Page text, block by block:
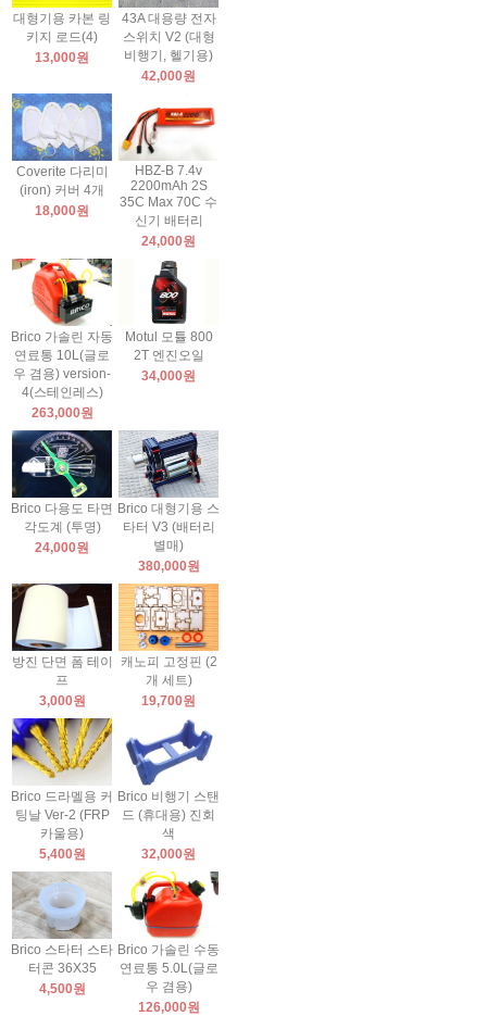
대형기용 카본 링
키지 로드(4)
13,000원
43A 대용량 전자
스위치 V2 (대형
비행기, 헬기용)
42,000원
Coverite 다리미
(iron) 커버 4개
18,000원
HBZ-B 7.4v
2200mAh 2S
35C Max 70C 수
신기 배터리
24,000원
Brico 가솔린 자동
연료통 10L(글로
우 겸용) version-
4(스테인레스)
263,000원
Motul 모튤 800
2T 엔진오일
34,000원
Brico 다용도 타면
각도계 (투명)
24,000원
Brico 대형기용 스
타터 V3 (배터리
별매)
380,000원
방진 단면 폼 테이
프
3,000원
캐노피 고정핀 (2
개 세트)
19,700원
Brico 드라멜용 커
팅날 Ver-2 (FRP
카울용)
5,400원
Brico 비행기 스탠
드 (휴대용) 진회
색
32,000원
Brico 스타터 스타
터콘 36X35
4,500원
Brico 가솔린 수동
연료통 5.0L(글로
우 겸용)
126,000원